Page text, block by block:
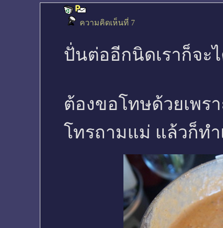
ความคิดเห็นที่ 7
ปั่นต่ออีกนิดเราก็จะ
ต้องขอโทษด้วยเพร
โทรถามแม่ แล้วก็ทำ